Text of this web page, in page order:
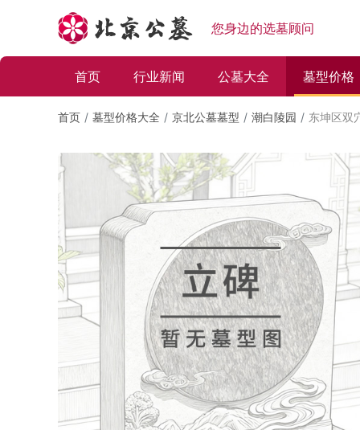
您身边的选墓顾问
首页 行业新闻 公墓大全 墓型价格
首页 墓型价格大全 京北公墓墓型 潮白陵园 东坤区双